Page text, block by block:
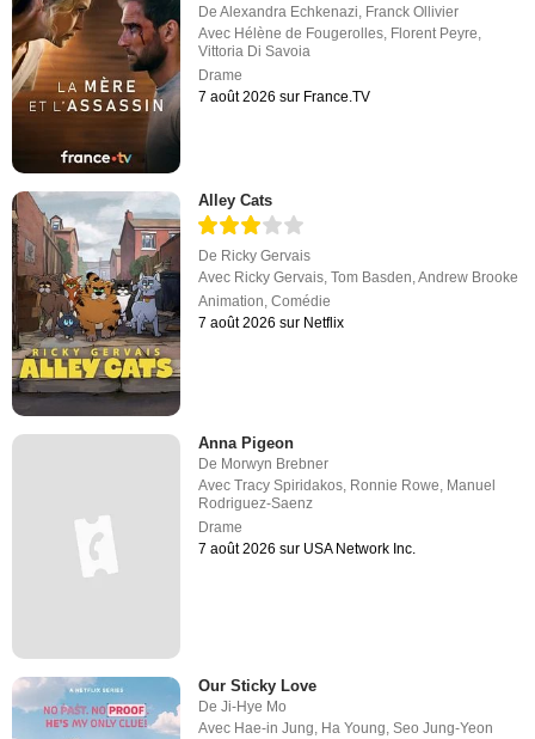
DeAlexandra Echkenazi, Franck Ollivier
Avec Hélène de Fougerolles, Florent Peyre,
Vittoria Di Savoia
Drame
7 août 2026 sur France.TV
Alley Cats
De Ricky Gervais
Avec Ricky Gervais ,Tom Basden ,Andrew Brooke
Animation ,Comédie
7 août 2026 sur Netflix
Anna Pigeon
De Morwyn Brebner
AvecTracy Spiridakos, Ronnie Rowe, Manuel
Rodriguez-Saenz
Drame
7 août 2026 sur USA Network Inc.
Our Sticky Love
DeJi-Hye Mo
Avec Hae-in Jung, Ha Young,Seo Jung-Yeon